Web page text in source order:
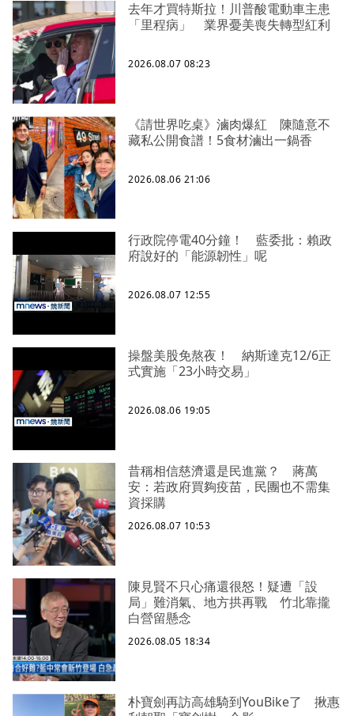
去年才買特斯拉！川普酸電動車主患
「里程病」 業界憂美喪失轉型紅利
2026.08.07 08:23
《請世界吃桌》滷肉爆紅 陳隨意不
藏私公開食譜！5食材滷出一鍋香
2026.08.06 21:06
行政院停電40分鐘！ 藍委批：賴政
府說好的「能源韌性」呢
2026.08.07 12:55
操盤美股免熬夜！ 納斯達克12/6正
式實施「23小時交易」
2026.08.06 19:05
昔稱相信慈濟還是民進黨？ 蔣萬
安：若政府買夠疫苗，民團也不需集
資採購
2026.08.07 10:53
陳見賢不只心痛還很怒！疑遭「設
局」難消氣、地方拱再戰 竹北靠攏
白營留懸念
2026.08.05 18:34
朴寶劍再訪高雄騎到YouBike了 揪惠